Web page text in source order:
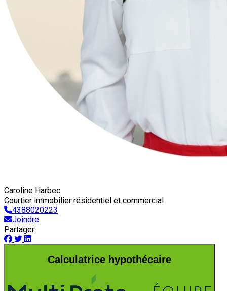
Caroline Harbec
Courtier immobilier résidentiel et commercial
4388020223
Joindre
Partager
Calculatrice hypothécaire